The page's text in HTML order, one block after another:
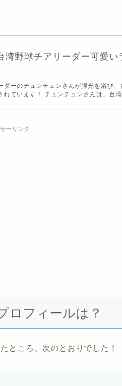
湾野球チアリーダー可愛い
ダーのチュンチュンさんが脚光を浴び、
れています！ チュンチュンさんは、台
ーリンク
ロフィールは？
ところ、次のとおりでした！